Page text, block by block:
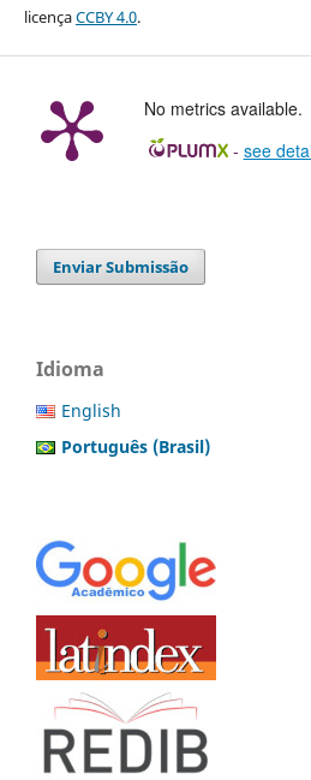
licençaCCBY 4.0.
No metrics available.
- see
Enviar Submissão
Idioma
English
Português (Brasil)